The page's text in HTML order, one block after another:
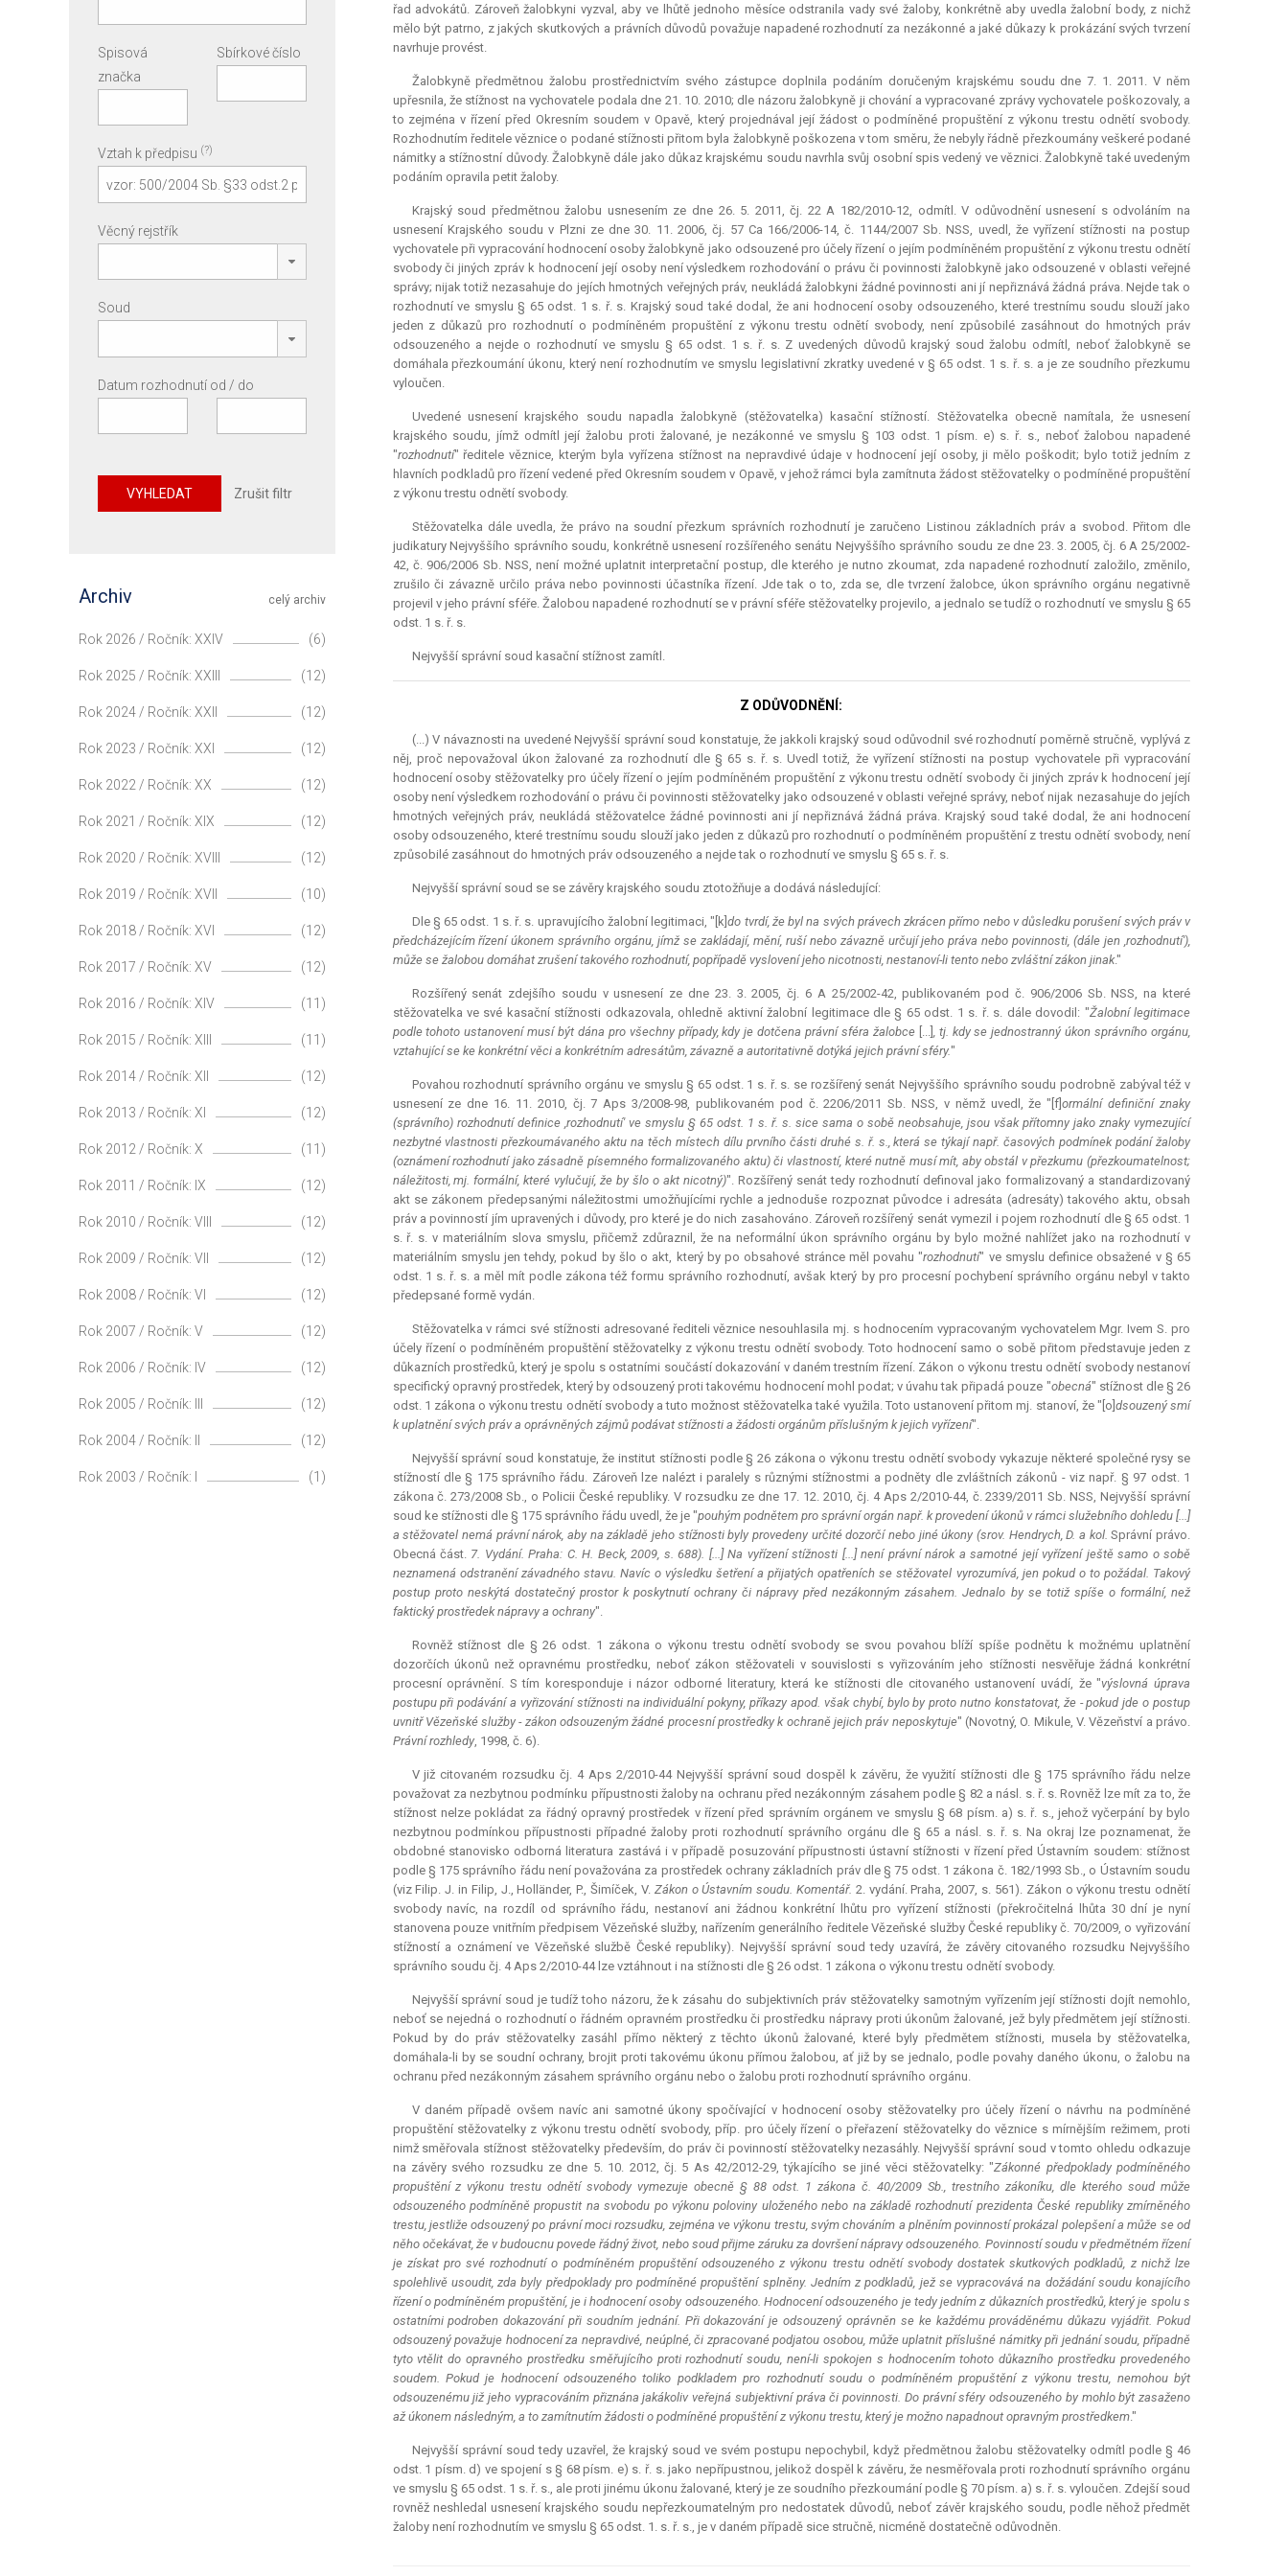
řad advokátů. Zároveň žalobkyni vyzval, aby ve lhůtě jednoho měsíce odstranila vady své žaloby, konkrétně aby uvedla žalobní body, z nichž
mělo být patrno, z jakých skutkových a právních důvodů považuje napadené rozhodnutí za nezákonné a jaké důkazy k prokázání svých tvrzení
navrhuje provést.
Žalobkyně předmětnou žalobu prostřednictvím svého zástupce doplnila podáním doručeným krajskému soudu dne 7. 1. 2011. V něm
upřesnila, že stížnost na vychovatele podala dne 21. 10. 2010; dle názoru žalobkyně ji chování a vypracované zprávy vychovatele poškozovaly, a
to zejména v řízení před Okresním soudem v Opavě, který projednával její žádost o podmíněné propuštění z výkonu trestu odnětí svobody.
Rozhodnutím ředitele věznice o podané stížnosti přitom byla žalobkyně poškozena v tom směru, že nebyly řádně přezkoumány veškeré podané
námitky a stížnostní důvody. Žalobkyně dále jako důkaz krajskému soudu navrhla svůj osobní spis vedený ve věznici. Žalobkyně také uvedeným
podáním opravila petitžaloby.
Krajský soud předmětnou žalobu usnesením ze dne 26. 5. 2011, čj. 22 A 182/2010-12, odmítl. V odůvodnění usnesení s odvoláním na
usnesení Krajského soudu v Plzni ze dne 30. 11. 2006, čj. 57 Ca 166/2006-14, č. 1144/2007 Sb. NSS, uvedl, že vyřízení stížnosti na postup
vychovatele při vypracování hodnocení osoby žalobkyně jako odsouzené pro účely řízení o jejím podmíněném propuštění z výkonu trestu odnětí
svobody či jiných zpráv k hodnocení její osoby není výsledkem rozhodování o právu či povinnosti žalobkyně jako odsouzené v oblasti veřejné
správy; nijak totiž nezasahuje do jejích hmotných veřejných práv, neukládá žalobkyni žádné povinnosti ani jí nepřiznává žádná práva. Nejde tak o
rozhodnutí ve smyslu § 65 odst. 1 s. ř. s. Krajský soud také dodal, že ani hodnocení osoby odsouzeného, které trestnímu soudu slouží jako
jeden z důkazů pro rozhodnutí o podmíněném propuštění z výkonu trestu odnětí svobody, není způsobilé zasáhnout do hmotných práv
odsouzeného a nejde o rozhodnutí ve smyslu § 65 odst. 1 s. ř. s. Z uvedených důvodů krajský soud žalobu odmítl, neboť žalobkyně se
domáhala přezkoumání úkonu, který není rozhodnutím ve smyslu legislativní zkratky uvedené v § 65 odst. 1 s. ř. s. a je ze soudního přezkumu
vyloučen.
Uvedené usnesení krajského soudu napadla žalobkyně (stěžovatelka) kasační stížností. Stěžovatelka obecně namítala, že usnesení
krajského soudu, jímž odmítl její žalobu proti žalované, je nezákonné ve smyslu § 103 odst. 1 písm. e) s. ř. s., neboť žalobou napadené
"rozhodnutí" ředitele věznice, kterým byla vyřízena stížnost na nepravdivé údaje v hodnocení její osoby, ji mělo poškodit; bylo totiž jedním z
hlavních podkladů pro řízení vedené před Okresním soudem v Opavě, v jehož rámci byla zamítnuta žádost stěžovatelky o podmíněné propuštění
z výkonu trestu odnětí svobody.
Stěžovatelka dále uvedla, že právo na soudní přezkum správních rozhodnutí je zaručeno Listinou základních práv a svobod. Přitom dle
judikatury Nejvyššího správního soudu, konkrétně usnesení rozšířeného senátu Nejvyššího správního soudu ze dne 23. 3. 2005, čj. 6 A 25/2002-
42, č. 906/2006 Sb. NSS, není možné uplatnit interpretační postup, dle kterého je nutno zkoumat, zda napadené rozhodnutí založilo, změnilo,
zrušilo či závazně určilo práva nebo povinnosti účastníka řízení. Jde tak o to, zda se, dle tvrzení žalobce, úkon správního orgánu negativně
projevil v jeho právní sféře. Žalobou napadené rozhodnutí se v právní sféře stěžovatelky projevilo, a jednalo se tudíž o rozhodnutí ve smyslu § 65
odst. 1 s. ř. s.
Nejvyšší správní soud kasační stížnost zamítl.
Z ODŮVODNĚNÍ:
(...) V návaznosti na uvedené Nejvyšší správní soud konstatuje, že jakkoli krajský soud odůvodnil své rozhodnutí poměrně stručně, vyplývá z
něj, proč nepovažoval úkon žalované za rozhodnutí dle § 65 s. ř. s. Uvedl totiž, že vyřízení stížnosti na postup vychovatele při vypracování
hodnocení osoby stěžovatelky pro účely řízení o jejím podmíněném propuštění z výkonu trestu odnětí svobody či jiných zpráv k hodnocení její
osoby není výsledkem rozhodování o právu či povinnosti stěžovatelky jako odsouzené v oblasti veřejné správy, neboť nijak nezasahuje do jejích
hmotných veřejných práv, neukládá stěžovatelce žádné povinnosti ani jí nepřiznává žádná práva. Krajský soud také dodal, že ani hodnocení
osoby odsouzeného, které trestnímu soudu slouží jako jeden z důkazů pro rozhodnutí o podmíněném propuštění z trestu odnětí svobody, není
způsobilé zasáhnout do hmotných práv odsouzeného a nejde tak o rozhodnutí ve smyslu § 65 s. ř. s.
Nejvyšší správní soud se se závěry krajského soudu ztotožňuje a dodává následující:
Dle § 65 odst. 1 s. ř. s. upravujícího žalobní legitimaci, "[k]do tvrdí, že byl na svých právech zkrácen přímo nebo v důsledku porušení svých práv v
předcházejícím řízení úkonem správního orgánu, jímž se zakládají, mění, ruší nebo závazně určují jeho práva nebo povinnosti, (dále jen ,rozhodnutí'),
může se žalobou domáhat zrušení takového rozhodnutí, popřípadě vyslovení jeho nicotnosti, nestanoví-li tento nebo zvláštní zákon jinak."
Rozšířený senát zdejšího soudu v usnesení ze dne 23. 3. 2005, čj. 6 A 25/2002-42, publikovaném pod č. 906/2006 Sb. NSS, na které
stěžovatelka ve své kasační stížnosti odkazovala, ohledně aktivní žalobní legitimace dle § 65 odst. 1 s. ř. s. dále dovodil: "Žalobní legitimace
podle tohoto ustanovení musí být dána pro všechny případy, kdy je dotčena právní sféra žalobce [...] , tj. kdy se jednostranný úkon správního orgánu,
vztahující se ke konkrétní věci a konkrétním adresátům, závazně a autoritativně dotýká jejich právní sféry."
Povahou rozhodnutí správního orgánu ve smyslu § 65 odst. 1 s. ř. s. se rozšířený senát Nejvyššího správního soudu podrobně zabýval též v
usnesení ze dne 16. 11. 2010, čj. 7 Aps 3/2008-98, publikovaném pod č. 2206/2011 Sb. NSS, v němž uvedl, že "[f]ormální definiční znaky
(správního) rozhodnutí definice ,rozhodnutí' ve smyslu § 65 odst. 1 s. ř. s. sice sama o sobě neobsahuje, jsou však přítomny jako znaky vymezující
nezbytné vlastnosti přezkoumávaného aktu na těch místech dílu prvního části druhé s. ř. s., která se týkají např. časových podmínek podání žaloby
(oznámení rozhodnutí jako zásadně písemného formalizovaného aktu) či vlastností, které nutně musí mít, aby obstál v přezkumu (přezkoumatelnost;
náležitosti, mj. formální, které vylučují, že by šlo o akt nicotný)". Rozšířený senát tedy rozhodnutí definoval jako formalizovaný a standardizovaný
akt se zákonem předepsanými náležitostmi umožňujícími rychle a jednoduše rozpoznat původce i adresáta (adresáty) takového aktu, obsah
práv a povinností jím upravených i důvody, pro které je do nich zasahováno. Zároveň rozšířený senát vymezil i pojem rozhodnutí dle § 65 odst. 1
s. ř. s. v materiálním slova smyslu, přičemž zdůraznil, že na neformální úkon správního orgánu by bylo možné nahlížet jako na rozhodnutí v
materiálním smyslu jen tehdy, pokud by šlo o akt, který by po obsahové stránce měl povahu "rozhodnutí" ve smyslu definice obsažené v § 65
odst. 1 s. ř. s. a měl mít podle zákona též formu správního rozhodnutí, avšak který by pro procesní pochybení správního orgánu nebyl v takto
předepsané formě vydán.
Stěžovatelka v rámci své stížnosti adresované řediteli věznice nesouhlasila mj. s hodnocením vypracovaným vychovatelem Mgr. Ivem S. pro
účely řízení o podmíněném propuštění stěžovatelky z výkonu trestu odnětí svobody. Toto hodnocení samo o sobě přitom představuje jeden z
důkazních prostředků, který je spolu s ostatními součástí dokazování v daném trestním řízení. Zákon o výkonu trestu odnětí svobody nestanoví
specifický opravný prostředek, který by odsouzený proti takovému hodnocení mohl podat; v úvahu tak připadá pouze "obecná" stížnost dle § 26
odst. 1 zákona o výkonu trestu odnětí svobody a tuto možnost stěžovatelka také využila. Toto ustanovení přitom mj. stanoví, že "[o] dsouzený smí
k uplatnění svých práv a oprávněných zájmů podávat stížnosti a žádosti orgánům příslušným k jejich vyřízení".
Nejvyšší správní soud konstatuje, že institut stížnosti podle § 26 zákona o výkonu trestu odnětí svobody vykazuje některé společné rysy se
stížností dle § 175 správního řádu. Zároveň lze nalézt i paralely s různými stížnostmi a podněty dle zvláštních zákonů - viz např. § 97 odst. 1
zákona č. 273/2008 Sb., o Policii České republiky. V rozsudku ze dne 17. 12. 2010, čj. 4 Aps 2/2010-44, č. 2339/2011 Sb. NSS, Nejvyšší správní
soud ke stížnosti dle § 175 správního řádu uvedl, že je "pouhým podnětem pro správní orgán např. k provedení úkonů v rámci služebního dohledu [...]
a stěžovatel nemá právní nárok, aby na základě jeho stížnosti byly provedeny určité dozorčí nebo jiné úkony (srov. Hendrych, D. a kol.Správní právo.
Obecná část. 7. Vydání. Praha: C. H. Beck, 2009, s. 688). [...] Na vyřízení stížnosti [...] není právní nárok a samotné její vyřízení ještě samo o sobě
neznamená odstranění závadného stavu. Navíc o výsledku šetření a přijatých opatřeních se stěžovatel vyrozumívá, jen pokud o to požádal. Takový
postup proto neskýtá dostatečný prostor k poskytnutí ochrany či nápravy před nezákonným zásahem. Jednalo by se totiž spíše o formální, než
faktický prostředek nápravy a ochrany".
Rovněž stížnost dle § 26 odst. 1 zákona o výkonu trestu odnětí svobody se svou povahou blíží spíše podnětu k možnému uplatnění
dozorčích úkonů než opravnému prostředku, neboť zákon stěžovateli v souvislosti s vyřizováním jeho stížnosti nesvěřuje žádná konkrétní
procesní oprávnění. S tím koresponduje i názor odborné literatury, která ke stížnosti dle citovaného ustanovení uvádí, že "výslovná úprava
postupu při podávání a vyřizování stížnosti na individuální pokyny, příkazy apod. však chybí, bylo by proto nutno konstatovat, že - pokud jde o postup
uvnitř Vězeňské služby - zákon odsouzeným žádné procesní prostředky k ochraně jejich práv neposkytuje" (Novotný, O. Mikule, V. Vězeňství a právo.
Právní rozhledy, 1998, č. 6).
V již citovaném rozsudku čj. 4 Aps 2/2010-44 Nejvyšší správní soud dospěl k závěru, že využití stížnosti dle § 175 správního řádu nelze
považovat za nezbytnou podmínku přípustnosti žaloby na ochranu před nezákonným zásahem podle § 82 a násl. s. ř. s. Rovněž lze mít za to, že
stížnost nelze pokládat za řádný opravný prostředek v řízení před správním orgánem ve smyslu § 68 písm. a) s. ř. s., jehož vyčerpání by bylo
nezbytnou podmínkou přípustnosti případné žaloby proti rozhodnutí správního orgánu dle § 65 a násl. s. ř. s. Na okraj lze poznamenat, že
obdobné stanovisko odborná literatura zastává i v případě posuzování přípustnosti ústavní stížnosti v řízení před Ústavním soudem: stížnost
podle § 175 správního řádu není považována za prostředek ochrany základních práv dle § 75 odst. 1 zákona č. 182/1993 Sb., o Ústavním soudu
(viz Filip. J. in Filip, J., Holländer, P., Šimíček, V. Zákon o Ústavním soudu. Komentář. 2. vydání. Praha, 2007, s. 561). Zákon o výkonu trestu odnětí
svobody navíc, na rozdíl od správního řádu, nestanoví ani žádnou konkrétní lhůtu pro vyřízení stížnosti (překročitelná lhůta 30 dní je nyní
stanovena pouze vnitřním předpisem Vězeňské služby, nařízením generálního ředitele Vězeňské služby České republiky č. 70/2009, o vyřizování
stížností a oznámení ve Vězeňské službě České republiky). Nejvyšší správní soud tedy uzavírá, že závěry citovaného rozsudku Nejvyššího
správního soudu čj. 4 Aps 2/2010-44 lze vztáhnout i na stížnosti dle § 26 odst. 1 zákona o výkonu trestu odnětí svobody.
Nejvyšší správní soud je tudíž toho názoru, že k zásahu do subjektivních práv stěžovatelky samotným vyřízením její stížnosti dojít nemohlo,
neboť se nejedná o rozhodnutí o řádném opravném prostředku či prostředku nápravy proti úkonům žalované, jež byly předmětem její stížnosti.
Pokud by do práv stěžovatelky zasáhl přímo některý z těchto úkonů žalované, které byly předmětem stížnosti, musela by stěžovatelka,
domáhala-li by se soudní ochrany, brojit proti takovému úkonu přímou žalobou, ať již by se jednalo, podle povahy daného úkonu, o žalobu na
ochranu před nezákonným zásahem správního orgánu nebo o žalobu proti rozhodnutí správního orgánu.
V daném případě ovšem navíc ani samotné úkony spočívající v hodnocení osoby stěžovatelky pro účely řízení o návrhu na podmíněné
propuštění stěžovatelky z výkonu trestu odnětí svobody, příp. pro účely řízení o přeřazení stěžovatelky do věznice s mírnějším režimem, proti
nimž směřovala stížnost stěžovatelky především, do práv či povinností stěžovatelky nezasáhly. Nejvyšší správní soud v tomto ohledu odkazuje
na závěry svého rozsudku ze dne 5. 10. 2012, čj. 5 As 42/2012-29, týkajícího se jiné věci stěžovatelky: "Zákonné předpoklady podmíněného
propuštění z výkonu trestu odnětí svobody vymezuje obecně § 88 odst. 1 zákona č. 40/2009 Sb., trestního zákoníku, dle kterého soud může
odsouzeného podmíněně propustit na svobodu po výkonu poloviny uloženého nebo na základě rozhodnutí prezidenta České republiky zmírněného
trestu, jestliže odsouzený po právní moci rozsudku, zejména ve výkonu trestu, svým chováním a plněním povinností prokázal polepšení a může se od
něho očekávat, že v budoucnu povede řádný život, nebo soud přijme záruku za dovršení nápravy odsouzeného. Povinností soudu v předmětném řízení
je získat pro své rozhodnutí o podmíněném propuštění odsouzeného z výkonu trestu odnětí svobody dostatek skutkových podkladů, z nichž lze
spolehlivě usoudit, zda byly předpoklady pro podmíněné propuštění splněny. Jedním z podkladů, jež se vypracovává na dožádání soudu konajícího
řízení o podmíněném propuštění, je i hodnocení osoby odsouzeného. Hodnocení odsouzeného je tedy jedním z důkazních prostředků, který je spolu s
ostatními podroben dokazování při soudním jednání. Při dokazování je odsouzený oprávněn se ke každému prováděnému důkazu vyjádřit. Pokud
odsouzený považuje hodnocení za nepravdivé, neúplné, či zpracované podjatou osobou, může uplatnit příslušné námitky při jednání soudu, případně
tyto vtělit do opravného prostředku směřujícího proti rozhodnutí soudu, není-li spokojen s hodnocením tohoto důkazního prostředku provedeného
soudem. Pokud je hodnocení odsouzeného toliko podkladem pro rozhodnutí soudu o podmíněném propuštění z výkonu trestu, nemohou být
odsouzenému již jeho vypracováním přiznána jakákoliv veřejná subjektivní práva či povinnosti. Do právní sféry odsouzeného by mohlo být zasaženo
až úkonem následným, a to zamítnutím žádosti o podmíněné propuštění z výkonu trestu, který je možno napadnout opravným prostředkem."
Nejvyšší správní soud tedy uzavřel, že krajský soud ve svém postupu nepochybil, když předmětnou žalobu stěžovatelky odmítl podle § 46
odst. 1 písm. d) ve spojení s § 68 písm. e) s. ř. s. jako nepřípustnou, jelikož dospěl k závěru, že nesměřovala proti rozhodnutí správního orgánu
ve smyslu § 65 odst. 1 s. ř. s., ale proti jinému úkonu žalované, který je ze soudního přezkoumání podle § 70 písm. a) s. ř. s. vyloučen. Zdejší soud
rovněž neshledal usnesení krajského soudu nepřezkoumatelným pro nedostatek důvodů, neboť závěr krajského soudu, podle něhož předmět
žaloby není rozhodnutím ve smyslu § 65 odst. 1. s. ř. s., je v daném případě sice stručně, nicméně dostatečně odůvodněn.
Spisová
značka
Sbírkové číslo
Vztah k předpisu (?)
Věcný rejstřík
Soud
Datum rozhodnutí od / do
VYHLEDAT Zrušit filtr
celý archiv
Archiv
Rok 2026 / Ročník: XXIV (6)
Rok 2025 / Ročník: XXIII (12)
Rok 2024 / Ročník: XXII (12)
Rok 2023 / Ročník: XXI (12)
Rok 2022 / Ročník: XX (12)
Rok 2021 / Ročník: XIX (12)
Rok 2020 / Ročník: XVIII (12)
Rok 2019 / Ročník: XVII (10)
Rok 2018 / Ročník: XVI (12)
Rok 2017 / Ročník: XV (12)
Rok 2016 / Ročník: XIV (11)
Rok 2015 / Ročník: XIII (11)
Rok 2014 / Ročník: XII (12)
Rok 2013 / Ročník: XI (12)
Rok 2012 / Ročník: X (11)
Rok 2011 / Ročník: IX (12)
Rok 2010 / Ročník: VIII (12)
Rok 2009 / Ročník: VII (12)
Rok 2008 / Ročník: VI (12)
Rok 2007 / Ročník: V (12)
Rok 2006 / Ročník: IV (12)
Rok 2005 / Ročník: III (12)
Rok 2004 / Ročník: II (12)
Rok 2003 / Ročník: I (1)